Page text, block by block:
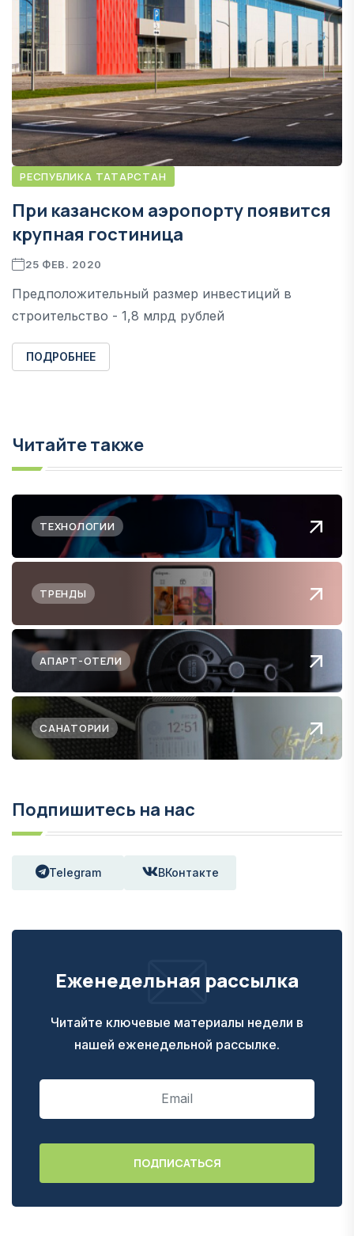
РЕСПУБЛИКА ТАТАРСТАН
При казанском аэропорту появится
крупная гостиница
25 ФЕВ. 2020
Предположительный размер инвестиций в
строительство - 1,8 млрд рублей
ПОДРОБНЕЕ
Читайте также
ТЕХНОЛОГИИ
ТРЕНДЫ
АПАРТ-ОТЕЛИ
САНАТОРИИ
Подпишитесь на нас
Telegram ВКонтакте
Еженедельная рассылка
Читайте ключевые материалы недели в
нашей еженедельной рассылке.